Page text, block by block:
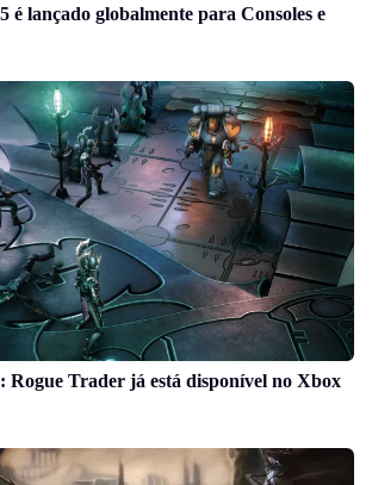
é lançado globalmente para Consoles e
Rogue Trader já está disponível no Xbox